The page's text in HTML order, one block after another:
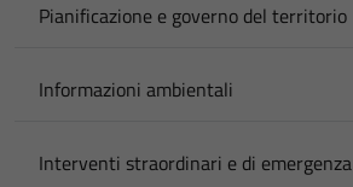
Pianificazione e governo del territorio
Informazioni ambientali
Interventi straordinari e di emergenza